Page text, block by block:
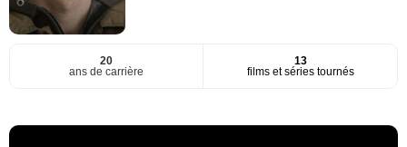
20
ans de carrière
13
films et séries tournés